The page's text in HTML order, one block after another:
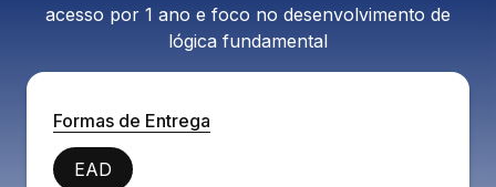
acesso por 1 ano e foco no desenvolvimento de
lógica fundamental
Formas de Entrega
EAD